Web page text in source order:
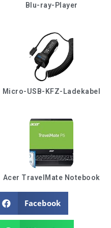
Blu-ray-Player
Micro-USB-KFZ-Ladekabel
Acer TravelMate Notebook
Facebook